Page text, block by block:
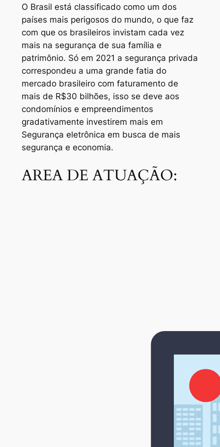
O Brasil está classificado como um dos
países mais perigosos do mundo, o que faz
com que os brasileiros invistam cada vez
mais na segurança de sua família e
patrimônio. Só em 2021 a segurança privada
correspondeu a uma grande fatia do
mercado brasileiro com faturamento de
mais de R$30 bilhões, isso se deve aos
condomínios e empreendimentos
gradativamente investirem mais em
Segurança eletrônica em busca de mais
segurança e economia.
AREA DE ATUAÇÃO: